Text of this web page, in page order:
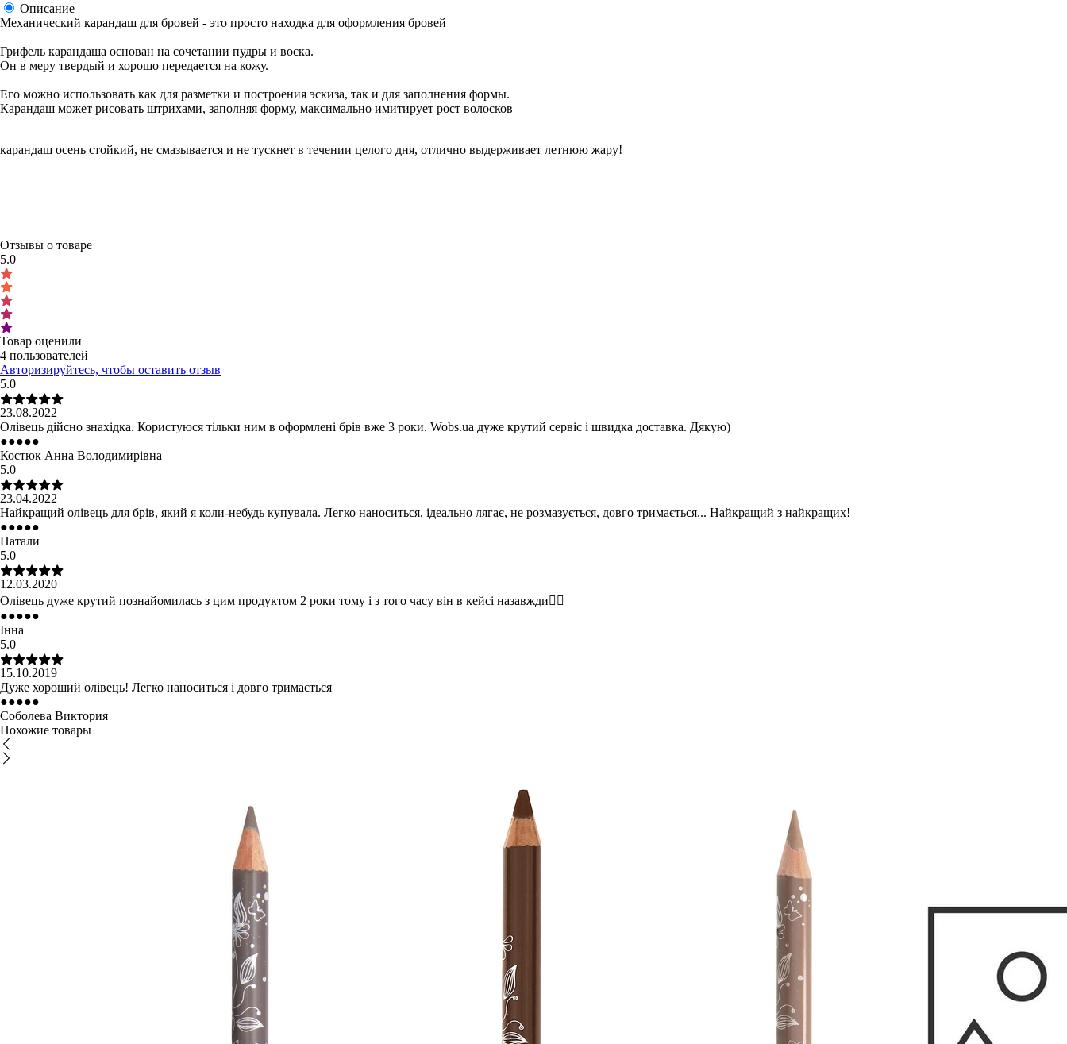
Описание
️Механический карандаш для бровей - это просто находка для оформления бровей
Грифель карандаша основан на сочетании пудры и воска.
Он в меру твердый и хорошо передается на кожу.
Его можно использовать как для разметки и построения эскиза, так и для заполнения формы.
Карандаш может рисовать штрихами, заполняя форму, максимально имитирует рост волосков
карандаш осень стойкий, не смазывается и не тускнет в течении целого дня, отлично выдерживает летнюю жару!
Отзывы о товаре
5.0
Товар оценили
4 пользователей
Авторизируйтесь, чтобы оставить отзыв
5.0
23.08.2022
Олівець дійсно знахідка. Користуюся тільки ним в оформлені брів вже 3 роки. Wobs.uа дуже крутий сервіс і швидка доставка. Дякую)
●●●●●
Костюк Анна Володимирівна
5.0
23.04.2022
Найкращий олівець для брів, який я коли-небудь купувала. Легко наноситься, ідеально лягає, не розмазується, довго тримається... Найкращий з найкращих!
●●●●●
Натали
5.0
12.03.2020
Олівець дуже крутий познайомилась з цим продуктом 2 роки тому і з того часу він в кейсі назавжди👍🏻
●●●●●
Інна
5.0
15.10.2019
Дуже хороший олівець! Легко наноситься і довго тримається
●●●●●
Соболева Виктория
Похожие товары